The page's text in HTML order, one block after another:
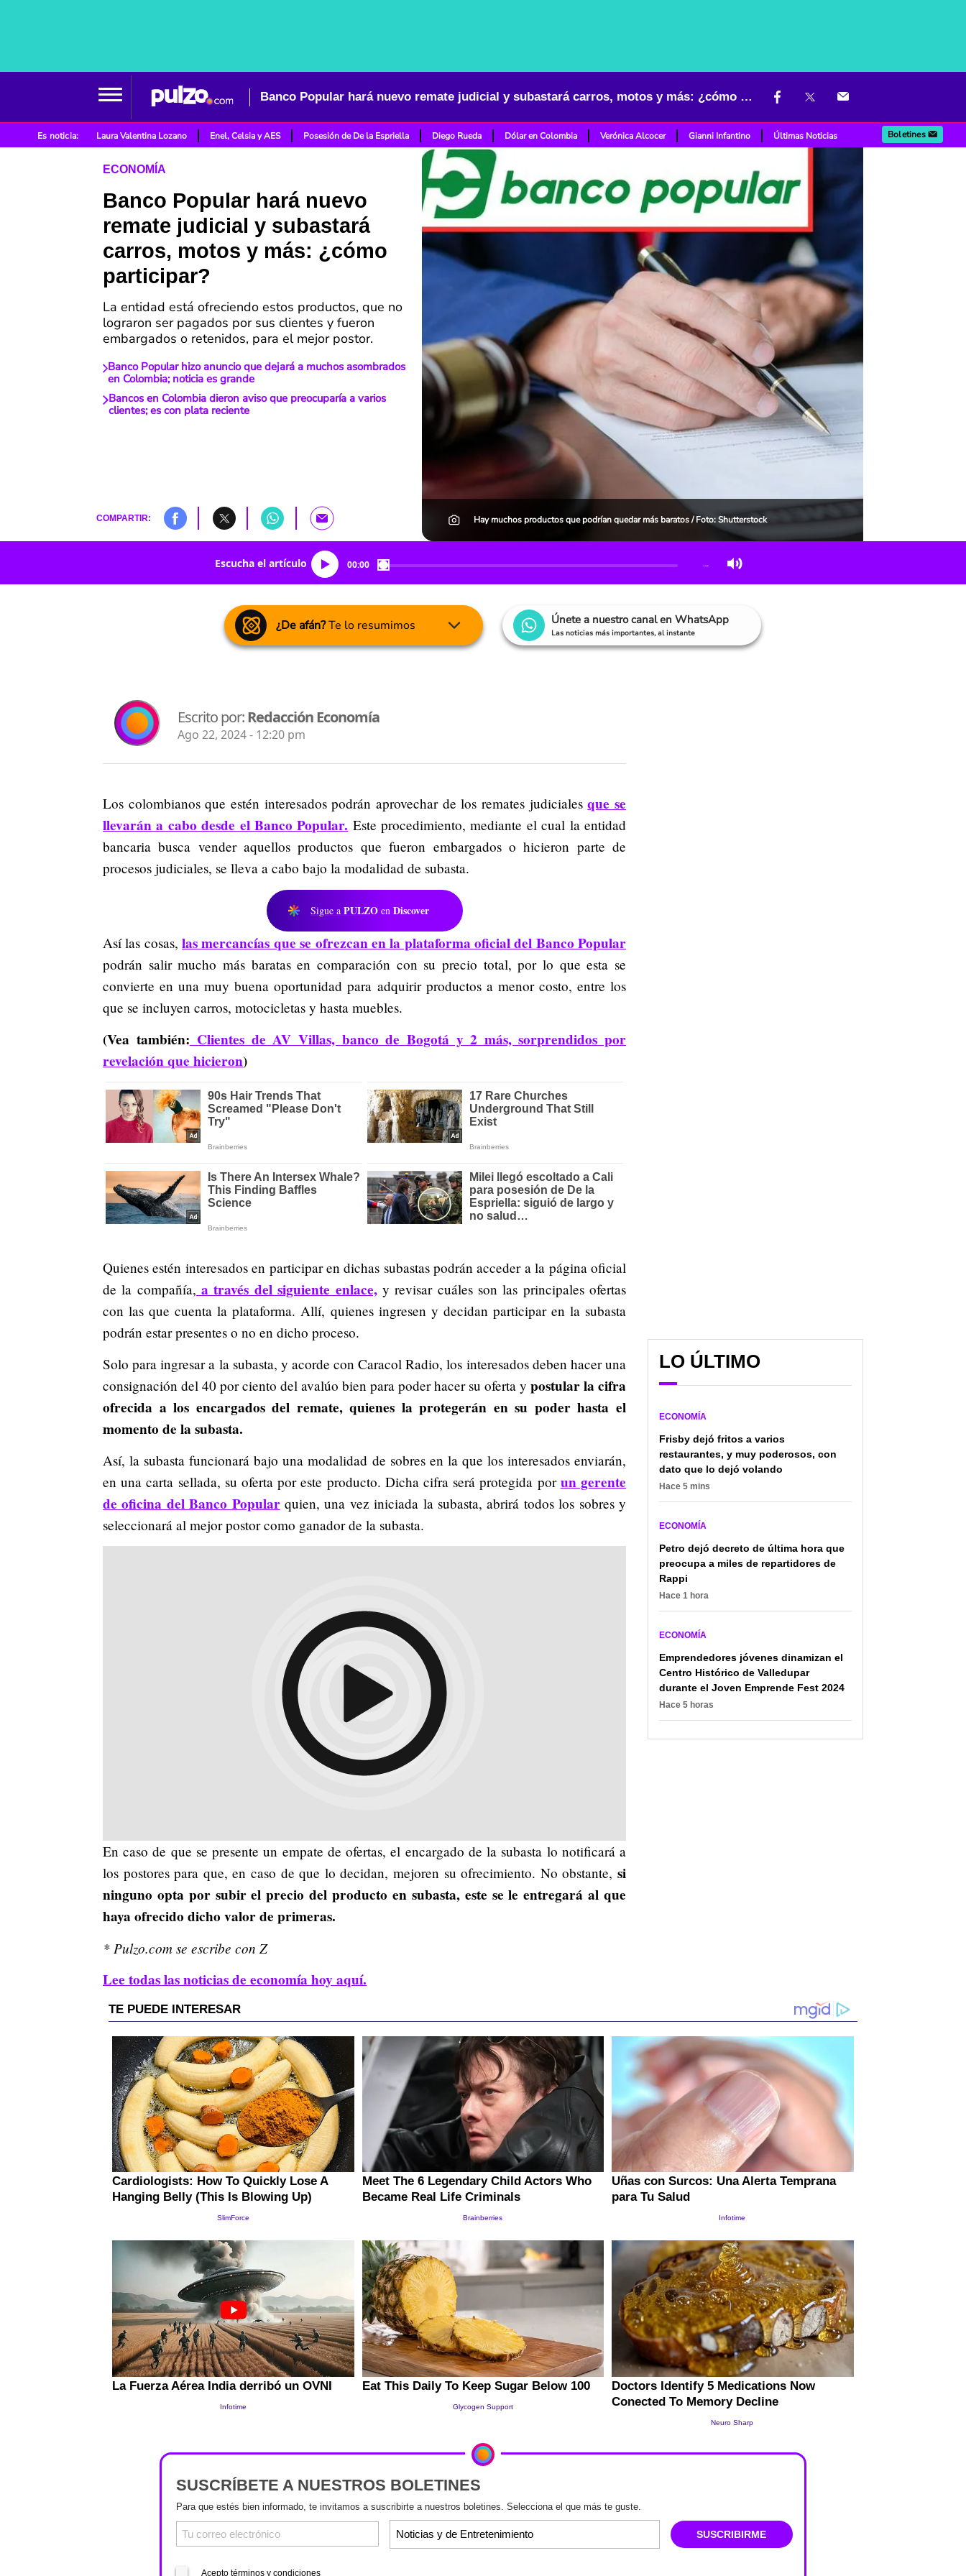
Banco Popular hará nuevo remate judicial y subastará carros, motos y más: ¿cómo participar?
Es noticia: Laura Valentina Lozano Enel, Celsia y AES Posesión de De la Espriella Diego Rueda Dólar en Colombia Verónica Alcocer Gianni Infantino Últimas Noticias Boletines
ECONOMÍA
Banco Popular hará nuevo
remate judicial y subastará
carros, motos y más: ¿cómo
participar?
La entidad está ofreciendo estos productos, que no
lograron ser pagados por sus clientes y fueron
embargados o retenidos, para el mejor postor.
Banco Popular hizo anuncio que dejará a muchos asombrados
en Colombia; noticia es grande
Bancos en Colombia dieron aviso que preocuparía a varios
clientes; es con plata reciente
COMPARTIR: Hay muchos productos que podrían quedar más baratos / Foto: Shutterstock
Escucha el artículo 00:00 …
¿De afán?Te lo resumimos Únete a nuestro canal en WhatsApp
Las noticias más importantes, al instante
Escrito por:Redacción Economía
Ago 22, 2024 - 12:20 pm
Los colombianos que estén interesados podrán aprovechar de los remates judicialesque se
llevarán a cabo desde el Banco Popular. Este procedimiento, mediante el cual la entidad
bancaria busca vender aquellos productos que fueron embargados o hicieron parte de
procesos judiciales, se lleva a cabo bajo la modalidad de subasta.
Sigue a PULZO en Discover
Así las cosas,las mercancías que se ofrezcan en la plataforma oficial del Banco Popular
podrán salir mucho más baratas en comparación con su precio total, por lo que esta se
convierte en una muy buena oportunidad para adquirir productos a menor costo, entre los
que se incluyen carros, motocicletas y hasta muebles.
(Vea también: Clientes de AV Villas, banco de Bogotá y 2 más, sorprendidos por
revelación que hicieron)
Quienes estén interesados en participar en dichas subastas podrán acceder a la página oficial
de la compañía, a través del siguiente enlace,y revisar cuáles son las principales ofertas
con las que cuenta la plataforma. Allí, quienes ingresen y decidan participar en la subasta
podrán estar presentes o no en dicho proceso.
Solo para ingresar a la subasta, y acorde con Caracol Radio, los interesados deben hacer una
consignación del 40 por ciento del avalúo bien para poder hacer su oferta y postular la cifra
ofrecida a los encargados del remate, quienes la protegerán en su poder hasta el
momento de la subasta.
Así, la subasta funcionará bajo una modalidad de sobres en la que los interesados enviarán,
en una carta sellada, su oferta por este producto. Dicha cifra será protegida por un gerente
de oficina del Banco Popularquien, una vez iniciada la subasta, abrirá todos los sobres y
seleccionará al mejor postor como ganador de la subasta.
En caso de que se presente un empate de ofertas, el encargado de la subasta lo notificará a
los postores para que, en caso de que lo decidan, mejoren su ofrecimiento. No obstante, si
ninguno opta por subir el precio del producto en subasta, este se le entregará al que
haya ofrecido dicho valor de primeras.
* Pulzo.com se escribe con Z
Lee todas las noticias de economía hoy aquí.
LO ÚLTIMO
ECONOMÍA
Frisby dejó fritos a varios
restaurantes, y muy poderosos, con
dato que lo dejó volando
Hace 5 mins
ECONOMÍA
Petro dejó decreto de última hora que
preocupa a miles de repartidores de
Rappi
Hace 1 hora
ECONOMÍA
Emprendedores jóvenes dinamizan el
Centro Histórico de Valledupar
durante el Joven Emprende Fest 2024
Hace 5 horas
SUSCRÍBETE A NUESTROS BOLETINES
Para que estés bien informado, te invitamos a suscribirte a nuestros boletines. Selecciona el que más te guste.
SUSCRIBIRME
Acepto términos y condiciones